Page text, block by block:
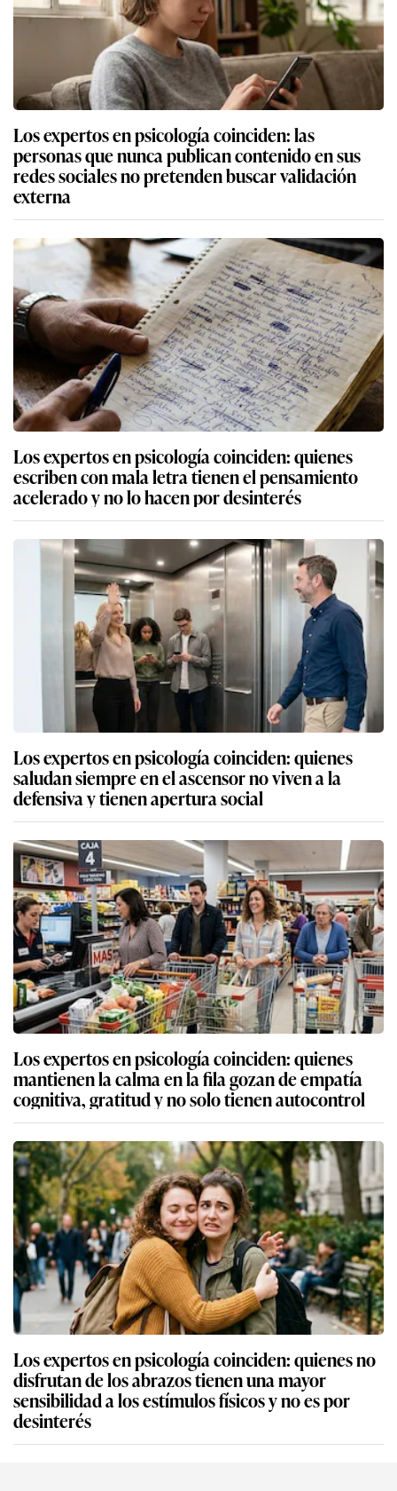
Los expertos en psicología coinciden: las
personas que nunca publican contenido en sus
redes sociales no pretenden buscar validación
externa
Los expertos en psicología coinciden: quienes
escriben con mala letra tienen el pensamiento
acelerado y no lo hacen por desinterés
Los expertos en psicología coinciden: quienes
saludan siempre en el ascensor no viven a la
defensiva y tienen apertura social
Los expertos en psicología coinciden: quienes
mantienen la calma en la fila gozan de empatía
cognitiva, gratitud y no solo tienen autocontrol
Los expertos en psicología coinciden: quienes no
disfrutan de los abrazos tienen una mayor
sensibilidad a los estímulos físicos y no es por
desinterés